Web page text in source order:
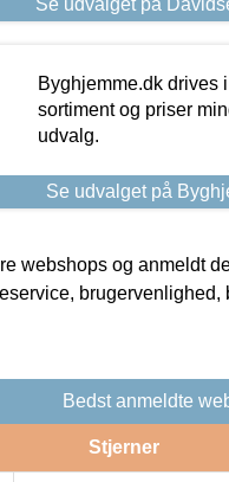
Byghjemme.dk drives
sortiment og priser
udvalg.
Se udvalget på
webshops og anmeldt
brugervenlighed,
Bedst anmeldte
Stjerner